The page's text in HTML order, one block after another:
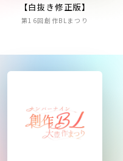
【白抜き修正版】
第16回創作BLまつり